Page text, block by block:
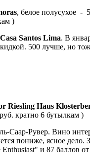
, белое полусухое -
)
Casa Santos Lima. В
500 лучше, но
Riesling Haus
кратно 6 бутылкам )
Саар-Рувер. Вино
пониже, ясное дело.
и 87 баллов